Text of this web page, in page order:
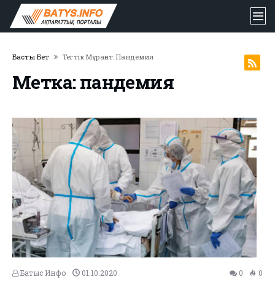
Басты Бет Тегтік Мұрағат: Пандемия
Метка: пандемия
Батыс Инфо 01.10.2020 0 0